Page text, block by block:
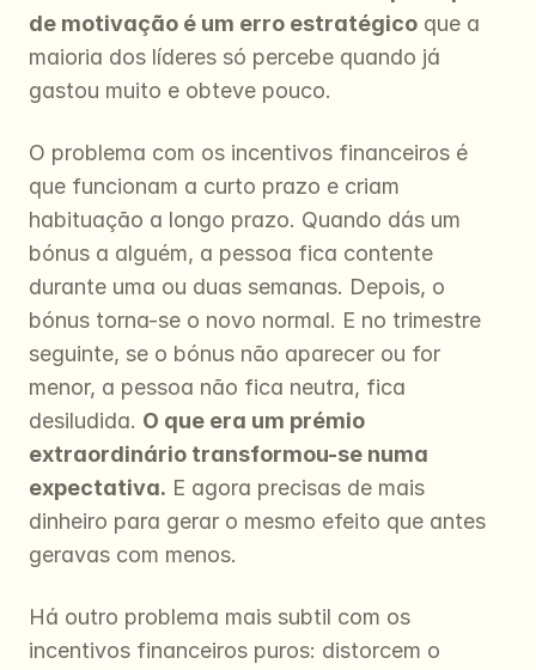
de motivação é um erro estratégico que a
maioria dos líderes só percebe quando já
gastou muito e obteve pouco.
O problema com os incentivos financeiros é
que funcionam a curto prazo e criam
habituação a longo prazo. Quando dás um
bónus a alguém, a pessoa fica contente
durante uma ou duas semanas. Depois, o
bónus torna-se o novo normal. E no trimestre
seguinte, se o bónus não aparecer ou for
menor, a pessoa não fica neutra, fica
desiludida. O que era um prémio
extraordinário transformou-se numa
expectativa. E agora precisas de mais
dinheiro para gerar o mesmo efeito que antes
geravas com menos.
Há outro problema mais subtil com os
incentivos financeiros puros: distorcem o